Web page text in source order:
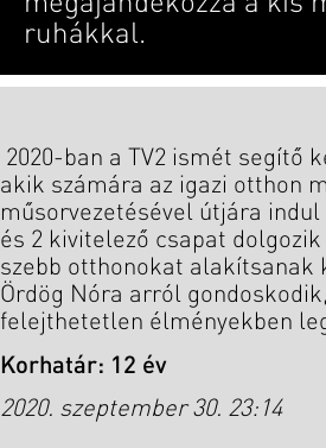
ruhákkal.
2020-ban a TV2 ismét segítő
akik számára az igazi otthon
műsorvezetésével útjára
és 2 kivitelező csapat
szebb otthonokat alakítsanak
Ördög Nóra arról
felejthetetlen élményekben
Korhatár: 12 év
2020. szeptember 30. 23:14